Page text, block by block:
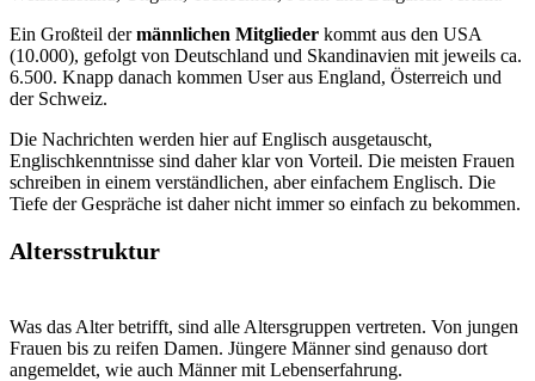
Ein Großteil dermännlichen Mitglieder kommt aus den USA
(10.000), gefolgt von Deutschland und Skandinavien mit jeweils ca.
6.500. Knapp danach kommen User aus England, Österreich und
der Schweiz.
Die Nachrichten werden hier auf Englisch ausgetauscht,
Englischkenntnisse sind daher klar von Vorteil. Die meisten Frauen
schreiben in einem verständlichen, aber einfachem Englisch. Die
Tiefe der Gespräche ist daher nicht immer so einfach zu bekommen.
Altersstruktur
Was das Alter betrifft, sind alle Altersgruppen vertreten. Von jungen
Frauen bis zu reifen Damen. Jüngere Männer sind genauso dort
angemeldet, wie auch Männer mit Lebenserfahrung.